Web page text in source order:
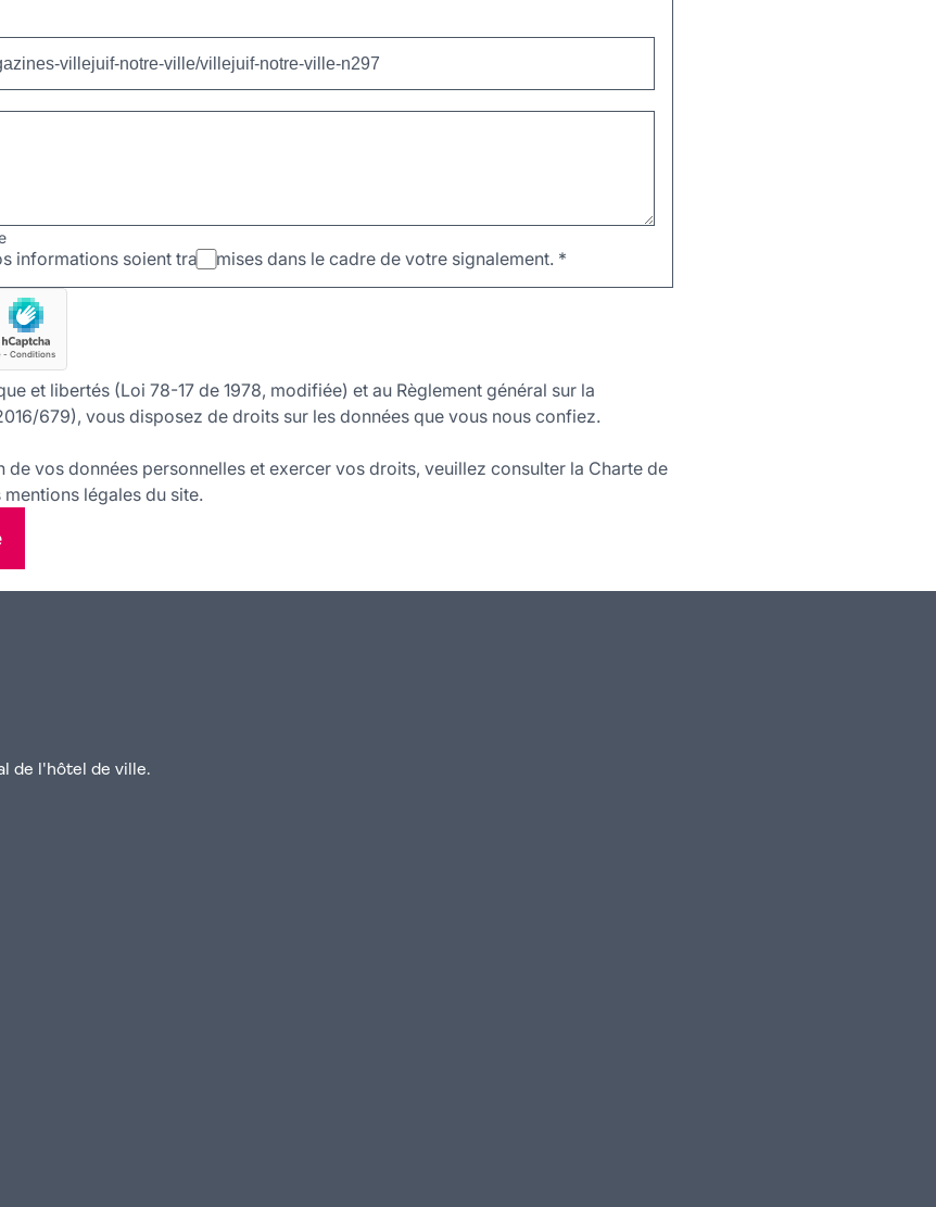
informations soient transmises dans le cadre de votre signalement. *
et libertés (Loi 78-17 de 1978, modifiée) et au Règlement général sur la
679), vous disposez de droits sur les données que vous nous confiez.
de vos données personnelles et exercer vos droits, veuillez consulter la Charte de
légales du site.
de l'hôtel de ville.